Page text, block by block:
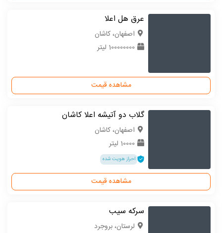
عرق هل اعلا
اصفهان، کاشان
100000000 لیتر
مشاهده قیمت
گلاب دو آتیشه اعلا کاشان
اصفهان، کاشان
10000 لیتر
احراز هویت شده
مشاهده قیمت
سرکه سیب
لرستان، بروجرد